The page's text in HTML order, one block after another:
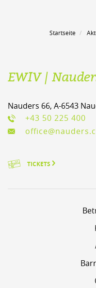
Startseite
EWIV |
Nauders 66, A-6543
+43 50 225 400
TICKETS